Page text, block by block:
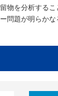
物を分析するこ
問題が明らかな